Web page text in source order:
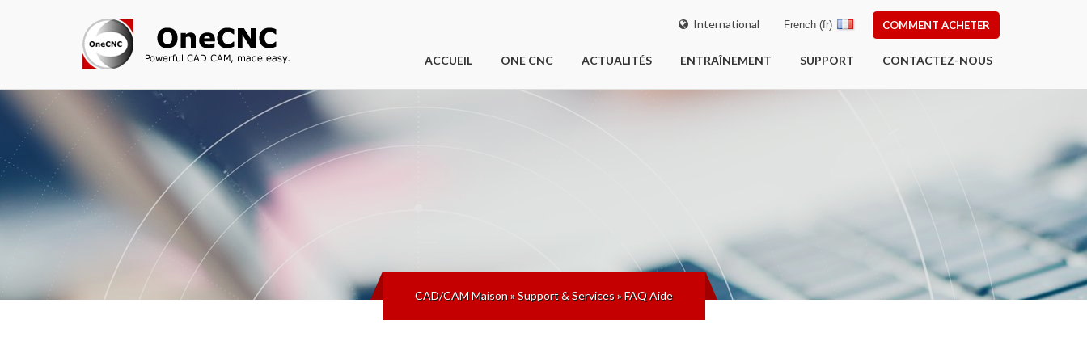
International COMMENT ACHETER
French (fr)
ACCUEIL ONE CNC ACTUALITÉS ENTRAÎNEMENT SUPPORT CONTACTEZ-NOUS
CAD/CAM Maison»Support & Services»FAQ Aide